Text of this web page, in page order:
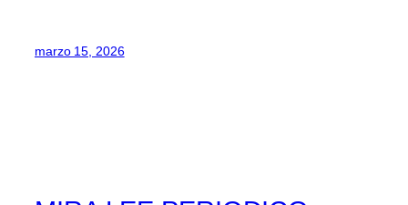
marzo 15, 2026